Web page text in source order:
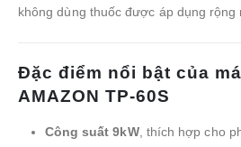
không dùng thuốc được áp dụng rộng
Đặc điểm nổi bật của
AMAZON TP-60S
Công suất 9kW, thích hợp cho